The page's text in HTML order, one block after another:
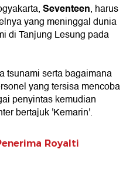
Seventeen, harus
yang meninggal dunia
di Tanjung Lesung pada
tsunami serta bagaimana
yang tersisa mencoba
penyintas kemudian
bertajuk 'Kemarin'.
Royalti